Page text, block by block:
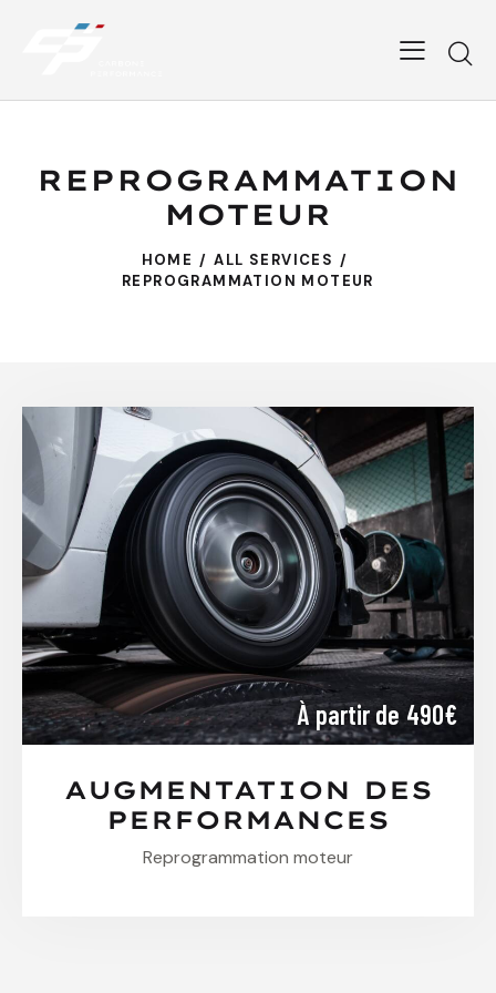
REPROGRAMMATION
MOTEUR
HOME
ALL SERVICES
REPROGRAMMATION MOTEUR
À partir de 490€
AUGMENTATION DES
PERFORMANCES
Reprogrammation moteur